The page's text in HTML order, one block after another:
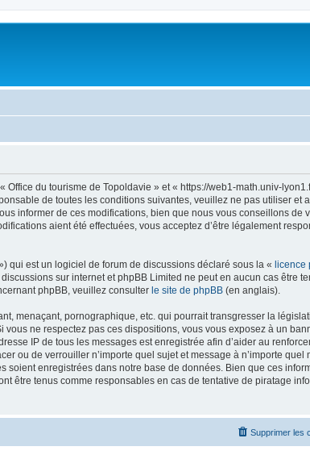
du tourisme de Topoldavie » et « https://web1-math.univ-
de toutes les conditions suivantes, veuillez ne pas utiliser et
informer de ces modifications, bien que nous vous conseillons de
aient été effectuées, vous acceptez d’être légalement
qui est un logiciel de forum de discussions déclaré sous la « licence
sur internet et phpBB Limited ne peut en aucun cas être
phpBB, veuillez consulter le site de phpBB (en anglais).
menaçant, pornographique, etc. qui pourrait transgresser la
ne respectez pas ces dispositions, vous vous exposez à un
IP de tous les messages est enregistrée afin d’aider au
ou de verrouiller n’importe quel sujet et message à n’importe quel
enregistrées dans notre base de données. Bien que ces
être tenus comme responsables en cas de tentative de piratage
Supprimer les